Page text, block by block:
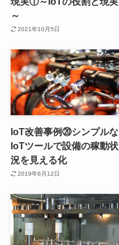
～
2021年10月5日
IoT改善事例⑳シンプルな
IoTツールで設備の稼動状
況を見える化
2019年6月12日